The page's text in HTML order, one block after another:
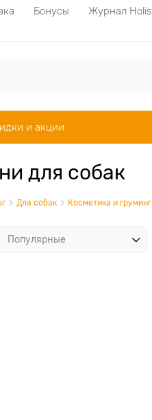
Бонусы
Журнал
и акции
для собак
Для собак Косметика и груминг